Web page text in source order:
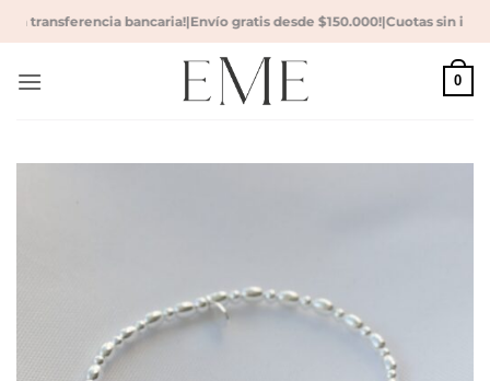
Saltar
al
transferencia bancaria!|Envío gratis desde $150.000!|Cuotas sin
0